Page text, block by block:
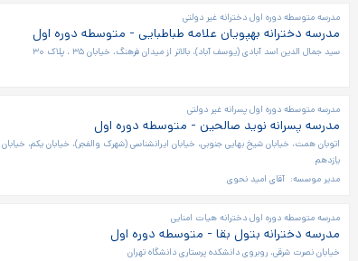
مدرسه متوسطه دوره اول دخترانه غیر دولتی
مدرسه دخترانه بهپویان علامه طباطبایی - متوسطه دوره اول
سید جمال الدین اسد آبادی (یوسف آباد)، بالاتر از میدان فرهنگ، خیابان ۳۵ ، پلاک ۳۰
مدرسه متوسطه دوره اول پسرانه غیر دولتی
مدرسه پسرانه نوید صالحین - متوسطه دوره اول
اتوبان همت، خیابان شیخ بهایی جنوبی، خیابان ایرانشناسی (شهرک والفجر)، خیابان یکم، خیابان
یازدهم
مدیر موسسه: آقای امید نحوی
مدرسه متوسطه دوره اول دخترانه هیات امنایی
مدرسه دخترانه بتول بقا - متوسطه دوره اول
خیابان نصرت شرقی، روبروی دانشکده پرستاری دانشگاه تهران